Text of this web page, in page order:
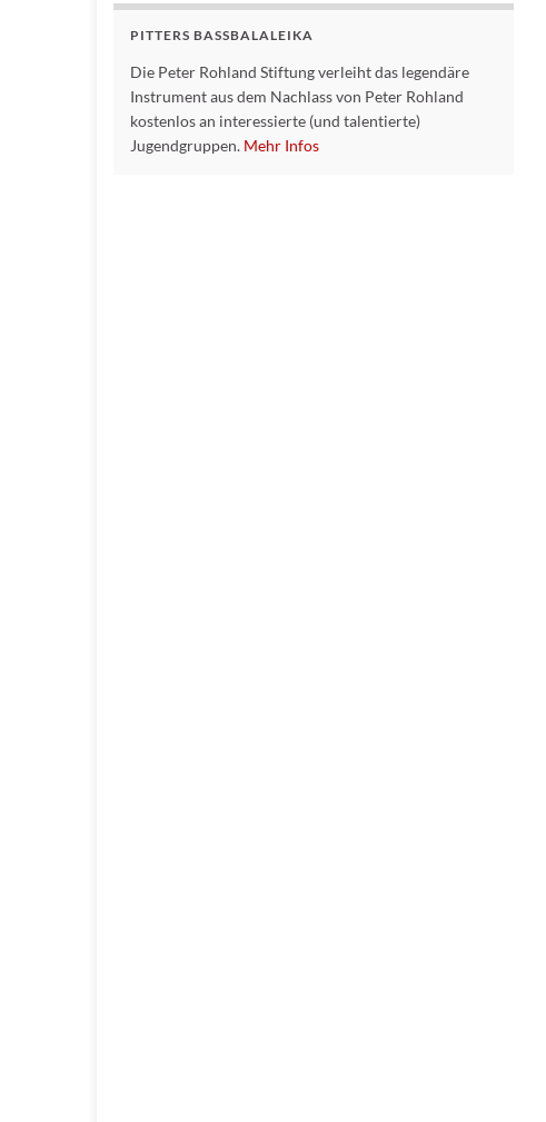
PITTERS BASSBALALEIKA
Die Peter Rohland Stiftung verleiht das legendäre
Instrument aus dem Nachlass von Peter Rohland
kostenlos an interessierte (und talentierte)
Jugendgruppen. Mehr Infos